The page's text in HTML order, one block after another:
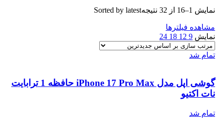
نمایش 1–16 از 32 نتیجه Sorted by latest
مشاهده فیلترها
نمایش 9
12
18
24
تمام شد
گوشی اپل مدل iPhone 17 Pro Max حافظه 1 ترابایت
نات اکتیو
تمام شد